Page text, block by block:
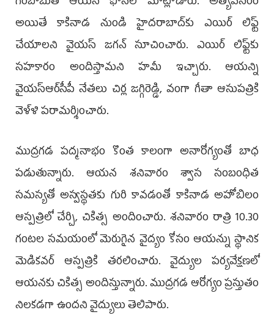
అయితే కాకినాడ నుండి హైదరాబాద్‌కు ఎయిర్ లిఫ్ట్
చేయాలని వైయస్‌ జగన్‌ సూచించారు. ఎయిర్ లిఫ్ట్‌కు
సహకారం అందిస్తామని హమీ ఇచ్చారు. ఆయన్ని
వైయ‌స్ఆర్‌సీపీ నేతలు చిర్ల జగ్గిరెడ్డి, వంగా గీతా ఆసుపత్రికి
వెళ్ళి పరామర్శించారు.
ముద్రగడ పద్మనాభం కొంత కాలంగా అనారోగ్యంతో బాధ
పడుతున్నారు. ఆయన శనివారం శ్వాస సంబంధిత
సమస్యతో అస్వస్థతకు గురి కావడంతో కాకినాడ అహోబిలం
ఆస్పత్రిలో చేర్చి, చికిత్స అందించారు. శనివారం రాత్రి 10.30
గంటల సమ­యంలో మెరుగైన వైద్యం కోసం ఆయన్ను స్థానిక
మెడికవర్‌ ఆస్పత్రికి తరలించారు. వైద్యుల పర్యవేక్షణలో
ఆయనకు చికి­త్స అందిస్తున్నారు. ముద్రగడ ఆరోగ్యం ప్రస్తు­తం
నిలకడగా ఉందని వైద్యులు తెలిపారు.